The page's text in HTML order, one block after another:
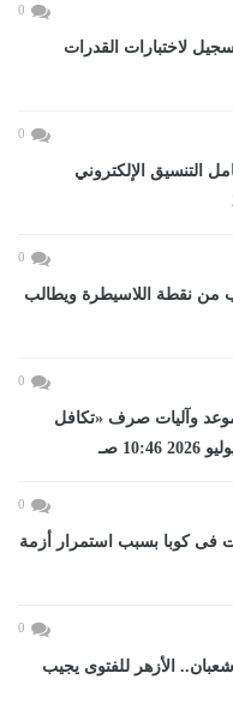
0
رابط التسجيل لاختبارات القدرات
0
التنسيق الإلكتروني
0
نقطة اللاسيطرة ويطالب
0
جنيه.. موعد وآليات صرف «تكافل
0
فى كوبا بسبب استمرار أزمة
0
الأزهر للفتوى يجيب